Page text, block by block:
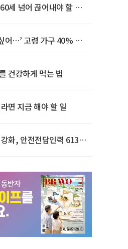
세 넘어 끊어내야 할 사
어…’ 고령 가구 40% 노
건강하게 먹는 법
면 지금 해야 할 일
화, 안전전담인력 613명